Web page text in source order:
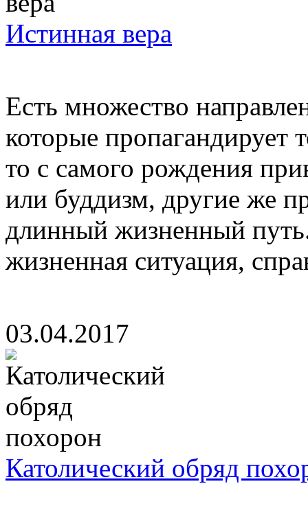
Истинная вера
Есть множество
которые пропагандирует
то с самого рождения
или буддизм, другие же
длинный жизненный
жизненная ситуация,
03.04.2017
Католический обряд